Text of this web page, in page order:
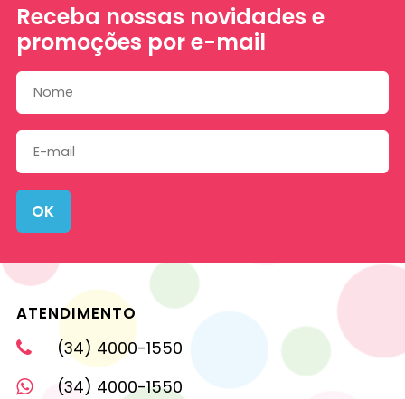
Receba nossas novidades e
promoções por e-mail
OK
ATENDIMENTO
(34) 4000-1550
(34) 4000-1550